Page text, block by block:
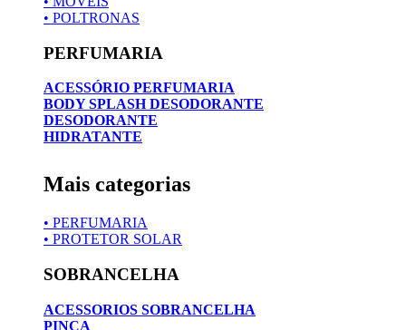
• POLTRONAS
PERFUMARIA
ACESSÓRIO PERFUMARIA
BODY SPLASH DESODORANTE
DESODORANTE
HIDRATANTE
Mais categorias
• PERFUMARIA
• PROTETOR SOLAR
SOBRANCELHA
ACESSORIOS SOBRANCELHA
PINÇA